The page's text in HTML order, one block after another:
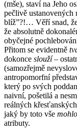
(mše), staví na Jeho
pečlivě ustanovených
blíž”?!… Věří snad,
že absolutně
obyčejné
Přitom se evidentně
dokonce slouží–
(samozřejmě
antropomorfní
který po svých
naivní, pošetilá a
reálných
jaký by toto vše mohlo
atributy.